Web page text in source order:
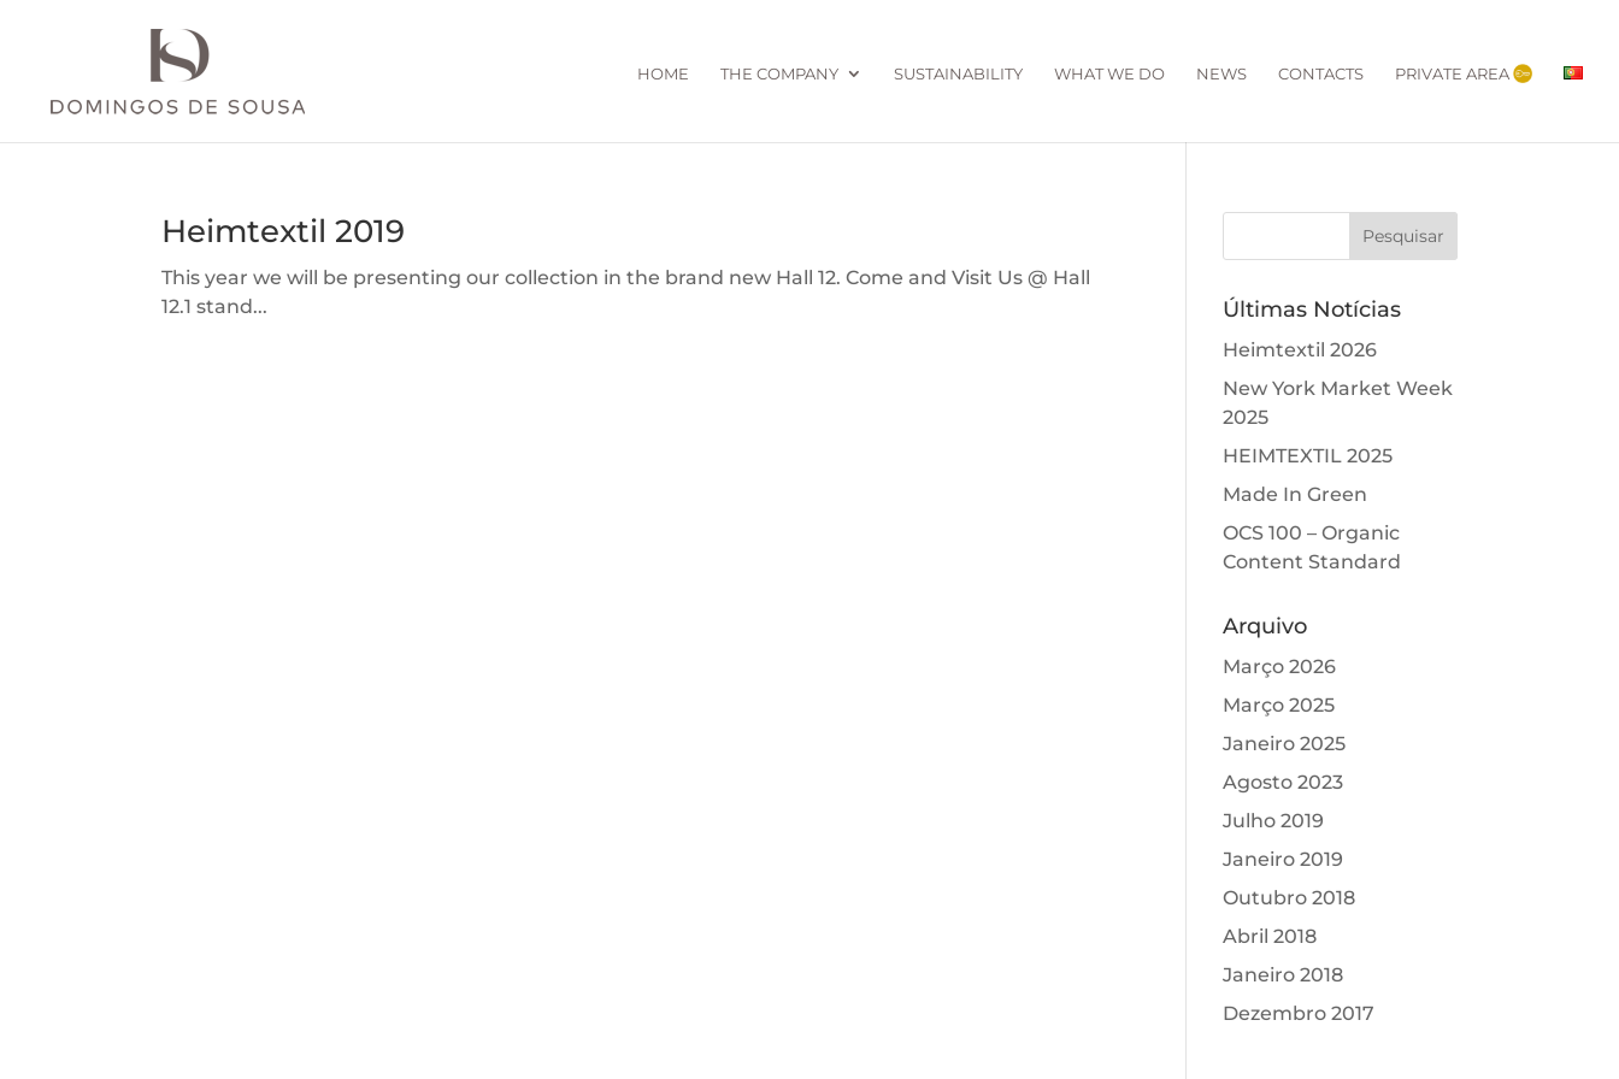
HOME THE COMPANY SUSTAINABILITY WHAT WE DO NEWS CONTACTS PRIVATE AREA
Heimtextil 2019
This year we will be presenting our collection in the brand new Hall 12. Come and Visit Us @ Hall
12.1 stand...
Últimas Notícias
Heimtextil 2026
New York Market Week
2025
HEIMTEXTIL 2025
Made In Green
OCS 100 – Organic
Content Standard
Arquivo
Março 2026
Março 2025
Janeiro 2025
Agosto 2023
Julho 2019
Janeiro 2019
Outubro 2018
Abril 2018
Janeiro 2018
Dezembro 2017